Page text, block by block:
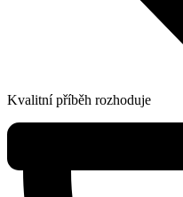
Kvalitní příběh rozhoduje